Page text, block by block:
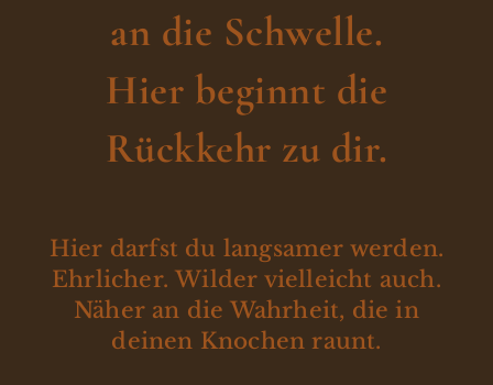
an die Schwelle.
Hier beginnt die
Rückkehr zu dir.
Hier darfst du langsamer werden.
Ehrlicher. Wilder vielleicht auch.
Näher an die Wahrheit, die in
deinen Knochen raunt.